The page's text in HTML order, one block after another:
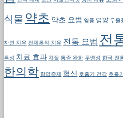
식물 약초 약초 요법 염증 영양 우울
자연 치유 전체론적 치유 전통 요법 전
특성 치료 효과 치질 통증 완화 투명성 한국 전
한의학 항염증제 혁신 호흡기 건강 호흡